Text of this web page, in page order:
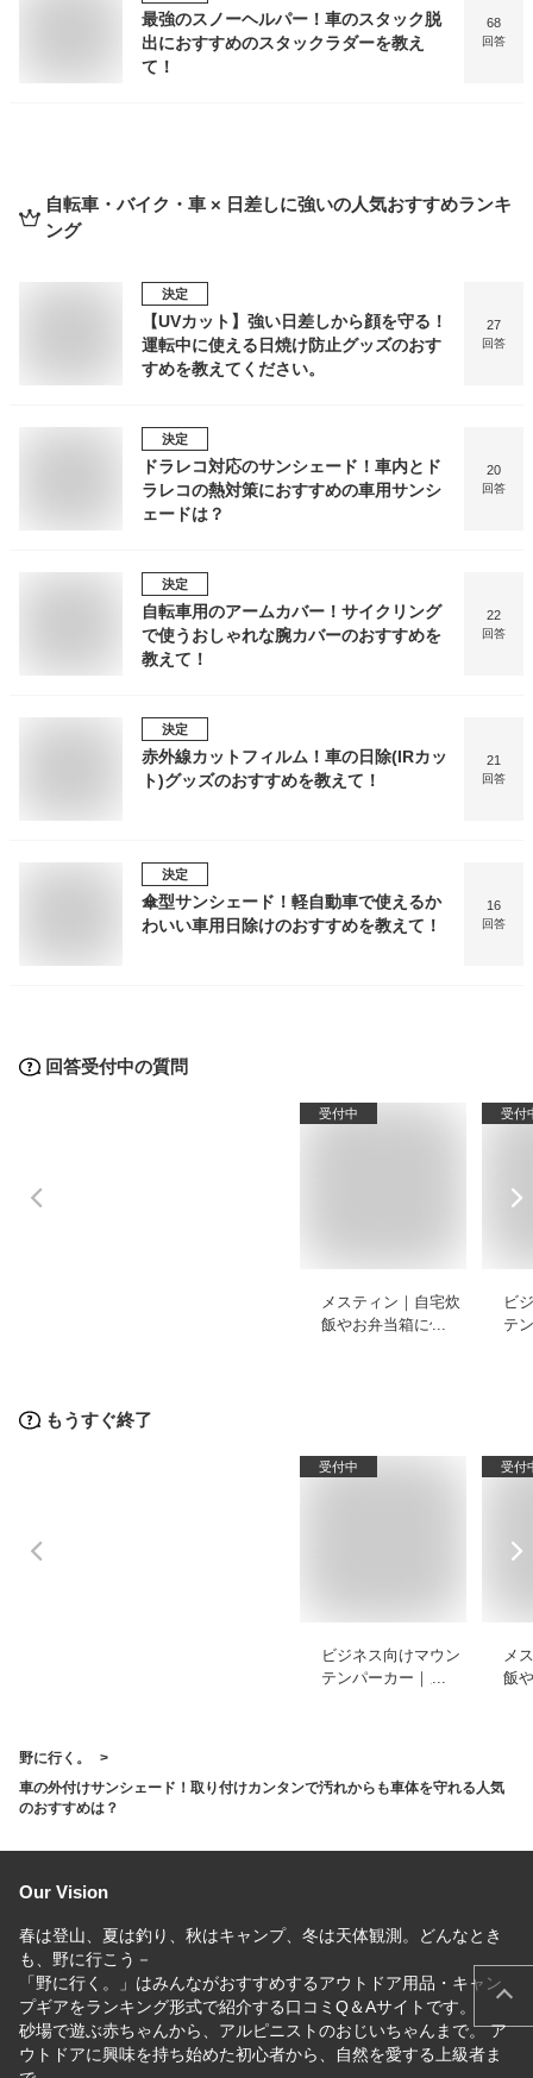
最強のスノーヘルパー！車のスタック脱
出におすすめのスタックラダーを教え
て！
68
回答
自転車・バイク・車 × 日差しに強いの人気おすすめランキ
ング
決定
【UVカット】強い日差しから顔を守る！
運転中に使える日焼け防止グッズのおす
すめを教えてください。
27
回答
決定
ドラレコ対応のサンシェード！車内とド
ラレコの熱対策におすすめの車用サンシ
ェードは？
20
回答
決定
自転車用のアームカバー！サイクリング
で使うおしゃれな腕カバーのおすすめを
教えて！
22
回答
決定
赤外線カットフィルム！車の日除(IRカッ
ト)グッズのおすすめを教えて！
21
回答
決定
傘型サンシェード！軽自動車で使えるか
わいい車用日除けのおすすめを教えて！
16
回答
回答受付中の質問
受付中
メスティン｜自宅炊
飯やお弁当箱に使え
受付
ビ
テ
もうすぐ終了
受付中
ビジネス向けマウン
テンパーカー｜メン
受付
メ
飯
野に行く。
車の外付けサンシェード！取り付けカンタンで汚れからも車体を守れる人気
のおすすめは？
Our Vision
春は登山、夏は釣り、秋はキャンプ、冬は天体観測。どんなとき
も、野に行こう－
「野に行く。」はみんながおすすめするアウトドア用品・キャン
プギアをランキング形式で紹介する口コミQ＆Aサイトです。
砂場で遊ぶ赤ちゃんから、アルピニストのおじいちゃんまで。 ア
ウトドアに興味を持ち始めた初心者から、自然を愛する上級者ま